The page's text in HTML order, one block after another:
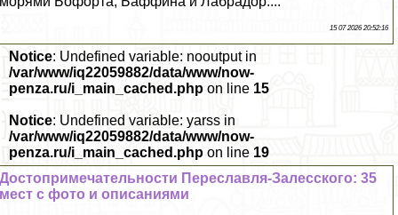
15 07 2026 20:52:16
Notice: Undefined variable: nooutput in
/var/www/iq22059882/data/www/now-
penza.ru/i_main_cached.php on line 15
Notice: Undefined variable: yarss in
/var/www/iq22059882/data/www/now-
penza.ru/i_main_cached.php on line 19
Достопримечательности Переславля-Залесского: 35
мест с фото и описаниями